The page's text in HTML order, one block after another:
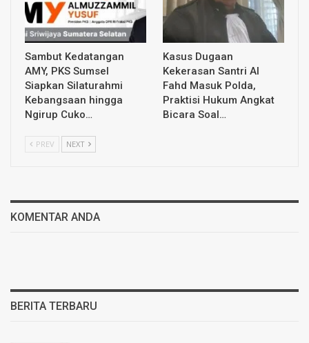
Sambut Kedatangan
AMY, PKS Sumsel
Siapkan Silaturahmi
Kebangsaan hingga
Ngirup Cuko…
Kasus Dugaan
Kekerasan Santri Al
Fahd Masuk Polda,
Praktisi Hukum Angkat
Bicara Soal…
PREV NEXT
KOMENTAR ANDA
BERITA TERBARU